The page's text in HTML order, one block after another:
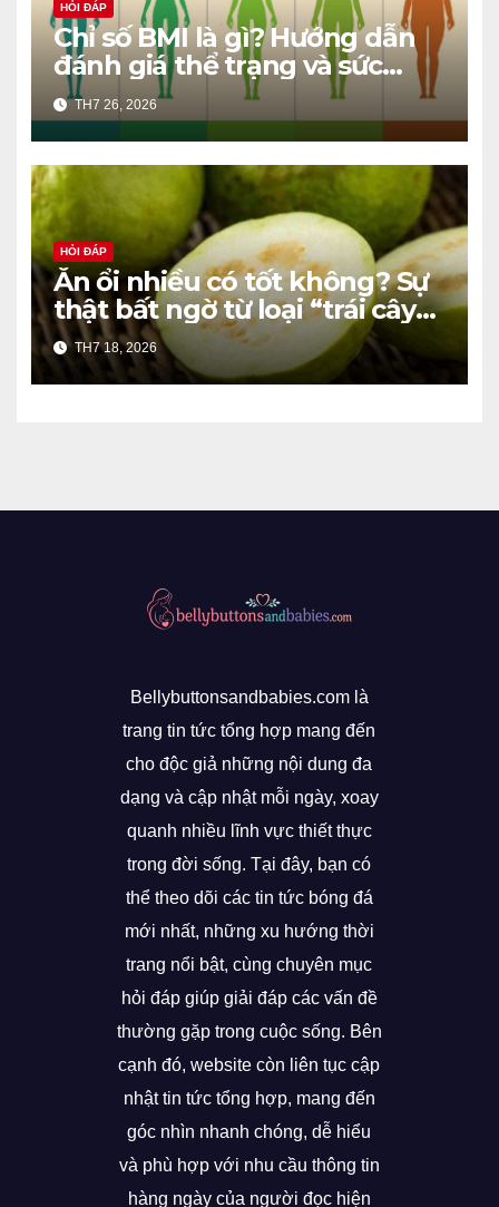
HỎI ĐÁP
Chỉ số BMI là gì? Hướng dẫn
đánh giá thể trạng và sức
khỏe chuẩn khoa học
TH7 26, 2026
HỎI ĐÁP
Ăn ổi nhiều có tốt không? Sự
thật bất ngờ từ loại “trái cây
quốc dân”
TH7 18, 2026
Bellybuttonsandbabies.com là
trang tin tức tổng hợp mang đến
cho độc giả những nội dung đa
dạng và cập nhật mỗi ngày, xoay
quanh nhiều lĩnh vực thiết thực
trong đời sống. Tại đây, bạn có
thể theo dõi các tin tức bóng đá
mới nhất, những xu hướng thời
trang nổi bật, cùng chuyên mục
hỏi đáp giúp giải đáp các vấn đề
thường gặp trong cuộc sống. Bên
cạnh đó, website còn liên tục cập
nhật tin tức tổng hợp, mang đến
góc nhìn nhanh chóng, dễ hiểu
và phù hợp với nhu cầu thông tin
hàng ngày của người đọc hiện